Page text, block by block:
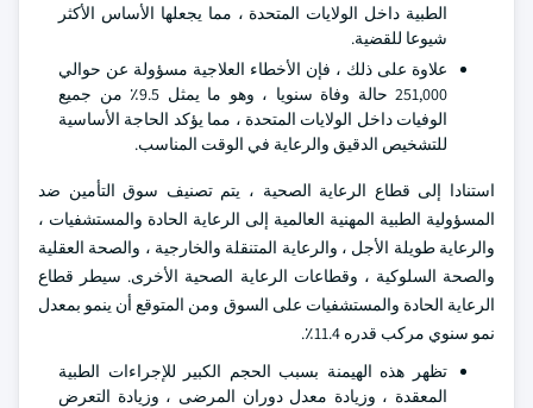
الطبية داخل الولايات المتحدة ، مما يجعلها الأساس الأكثر
شيوعا للقضية.
علاوة على ذلك ، فإن الأخطاء العلاجية مسؤولة عن حوالي
251,000 حالة وفاة سنويا ، وهو ما يمثل 9.5٪ من جميع
الوفيات داخل الولايات المتحدة ، مما يؤكد الحاجة الأساسية
للتشخيص الدقيق والرعاية في الوقت المناسب.
استنادا إلى قطاع الرعاية الصحية ، يتم تصنيف سوق التأمين ضد
المسؤولية الطبية المهنية العالمية إلى الرعاية الحادة والمستشفيات ،
والرعاية طويلة الأجل ، والرعاية المتنقلة والخارجية ، والصحة العقلية
والصحة السلوكية ، وقطاعات الرعاية الصحية الأخرى. سيطر قطاع
الرعاية الحادة والمستشفيات على السوق ومن المتوقع أن ينمو بمعدل
نمو سنوي مركب قدره 11.4٪.
تظهر هذه الهيمنة بسبب الحجم الكبير للإجراءات الطبية
المعقدة ، وزيادة معدل دوران المرضى ، وزيادة التعرض